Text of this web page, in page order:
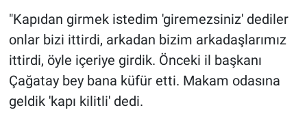
"Kapıdan girmek istedim 'giremezsiniz' dediler
onlar bizi ittirdi, arkadan bizim arkadaşlarımız
ittirdi, öyle içeriye girdik. Önceki il başkanı
Çağatay bey bana küfür etti. Makam odasına
geldik 'kapı kilitli' dedi.